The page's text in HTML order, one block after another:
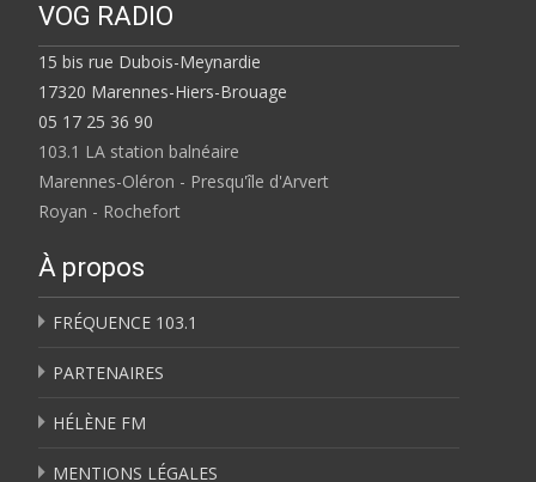
VOG RADIO
15 bis rue Dubois-Meynardie
17320 Marennes-Hiers-Brouage
05 17 25 36 90
103.1 LA station balnéaire
Marennes-Oléron - Presqu'île d'Arvert
Royan - Rochefort
À propos
FRÉQUENCE 103.1
PARTENAIRES
HÉLÈNE FM
MENTIONS LÉGALES